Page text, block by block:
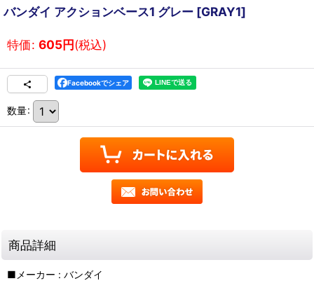
バンダイ アクションベース1 グレー [GRAY1]
特価: 605円(税込)
Facebookでシェア
数量:
商品詳細
■メーカー : バンダイ